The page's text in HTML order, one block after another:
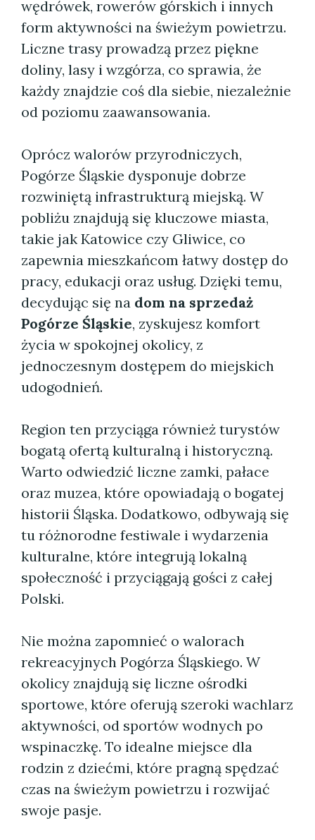
wędrówek, rowerów górskich i innych
form aktywności na świeżym powietrzu.
Liczne trasy prowadzą przez piękne
doliny, lasy i wzgórza, co sprawia, że
każdy znajdzie coś dla siebie, niezależnie
od poziomu zaawansowania.
Oprócz walorów przyrodniczych,
Pogórze Śląskie dysponuje dobrze
rozwiniętą infrastrukturą miejską. W
pobliżu znajdują się kluczowe miasta,
takie jak Katowice czy Gliwice, co
zapewnia mieszkańcom łatwy dostęp do
pracy, edukacji oraz usług. Dzięki temu,
decydując się na dom na sprzedaż
Pogórze Śląskie, zyskujesz komfort
życia w spokojnej okolicy, z
jednoczesnym dostępem do miejskich
udogodnień.
Region ten przyciąga również turystów
bogatą ofertą kulturalną i historyczną.
Warto odwiedzić liczne zamki, pałace
oraz muzea, które opowiadają o bogatej
historii Śląska. Dodatkowo, odbywają się
tu różnorodne festiwale i wydarzenia
kulturalne, które integrują lokalną
społeczność i przyciągają gości z całej
Polski.
Nie można zapomnieć o walorach
rekreacyjnych Pogórza Śląskiego. W
okolicy znajdują się liczne ośrodki
sportowe, które oferują szeroki wachlarz
aktywności, od sportów wodnych po
wspinaczkę. To idealne miejsce dla
rodzin z dziećmi, które pragną spędzać
czas na świeżym powietrzu i rozwijać
swoje pasje.